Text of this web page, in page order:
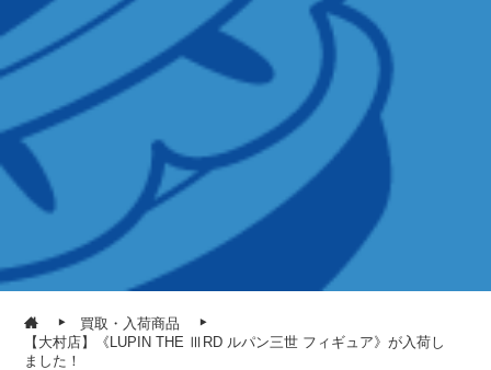
買取・入荷商品
【大村店】《LUPIN THE ⅢRD ルパン三世 フィギュア》が入荷し
ました！